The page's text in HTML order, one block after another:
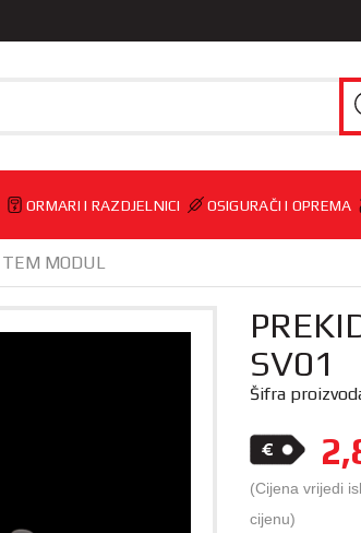
ORMARI I RAZDJELNICI OSIGURAČI I OPREMA
TEM MODUL
SV01
Šifra
(Cijena vrijedi
cijenu)